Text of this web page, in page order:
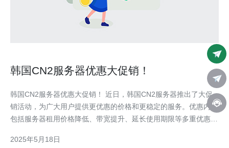
韩国CN2服务器优惠大促销！
韩国CN2服务器优惠大促销！ 近日，韩国CN2服务器推出了大促
销活动，为广大用户提供更优惠的价格和更稳定的服务。优惠内容
包括服务器租用价格降低、带宽提升、延长使用期限等多重优惠，
和稳定性方面具有明显优势。其拥有高速稳定的网络连接，保障用
2025年5月18日